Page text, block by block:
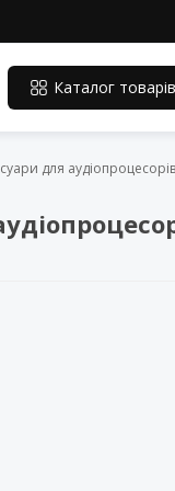
Каталог товарів
для аудіопроцесорів